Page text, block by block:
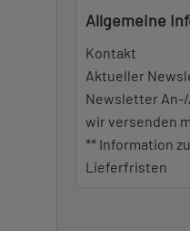
Allgemeine
Kontakt
Aktueller
Newsletter
wir versenden
** Information
Lieferfristen